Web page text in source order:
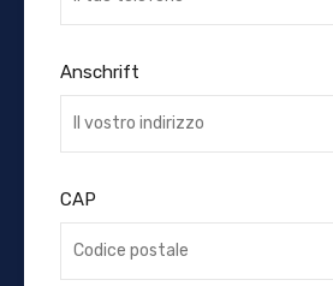
Anschrift
CAP